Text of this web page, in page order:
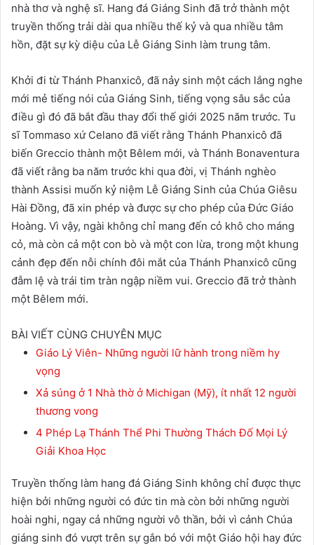
nhà thơ và nghệ sĩ. Hang đá Giáng Sinh đã trở thành một
truyền thống trải dài qua nhiều thế kỷ và qua nhiều tâm
hồn, đặt sự kỳ diệu của Lễ Giáng Sinh làm trung tâm.
Khởi đi từ Thánh Phanxicô, đã nảy sinh một cách lắng nghe
mới mẻ tiếng nói của Giáng Sinh, tiếng vọng sâu sắc của
điều gì đó đã bắt đầu thay đổi thế giới 2025 năm trước. Tu
sĩ Tommaso xứ Celano đã viết rằng Thánh Phanxicô đã
biến Greccio thành một Bêlem mới, và Thánh Bonaventura
đã viết rằng ba năm trước khi qua đời, vị Thánh nghèo
thành Assisi muốn kỷ niệm Lễ Giáng Sinh của Chúa Giêsu
Hài Đồng, đã xin phép và được sự cho phép của Đức Giáo
Hoàng. Vì vậy, ngài không chỉ mang đến cỏ khô cho máng
cỏ, mà còn cả một con bò và một con lừa, trong một khung
cảnh đẹp đến nỗi chính đôi mắt của Thánh Phanxicô cũng
đẫm lệ và trái tim tràn ngập niềm vui. Greccio đã trở thành
một Bêlem mới.
BÀI VIẾT CÙNG CHUYÊN MỤC
Giáo Lý Viên- Những người lữ hành trong niềm hy
vọng
Xả súng ở 1 Nhà thờ ở Michigan (Mỹ), ít nhất 12 người
thương vong
4 Phép Lạ Thánh Thể Phi Thường Thách Đố Mọi Lý
Giải Khoa Học
Truyền thống làm hang đá Giáng Sinh không chỉ được thực
hiện bởi những người có đức tin mà còn bởi những người
hoài nghi, ngay cả những người vô thần, bởi vì cảnh Chúa
giáng sinh đó vượt trên sự gắn bó với một Giáo hội hay đức